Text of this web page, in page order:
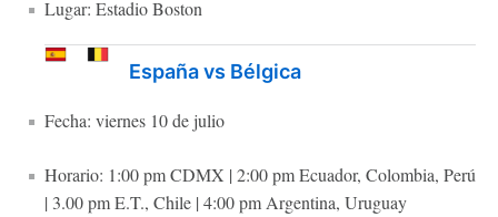
Lugar: Estadio Boston
España vs Bélgica
Fecha: viernes 10 de julio
Horario: 1:00 pm CDMX | 2:00 pm Ecuador, Colombia, Perú
| 3.00 pm E.T., Chile | 4:00 pm Argentina, Uruguay